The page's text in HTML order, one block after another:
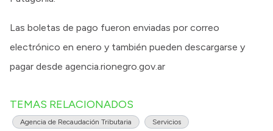
Las boletas de pago fueron enviadas por correo
electrónico en enero y también pueden descargarse y
pagar desde agencia.rionegro.gov.ar
TEMAS RELACIONADOS
Agencia de Recaudación Tributaria Servicios